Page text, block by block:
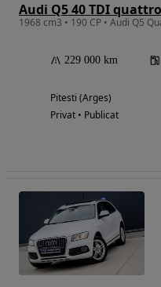
Audi Q5 40 TDI
229 000 km
Pitesti (Arges)
Privat • Publicat